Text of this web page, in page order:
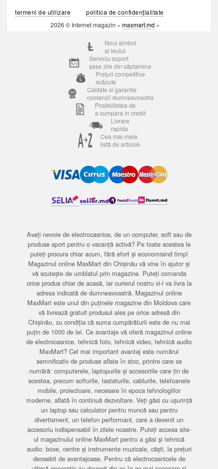
termeni de utilizare
politica de confidențialitate
2026 © Internet magazin « maxmart.md »
Noul simbol
al leului
Serviciu suport
șase zile din săptamina
Prețuri competitive
scăzute
Calitate si garantie
comenzii dumneavoastra
Posibilitatea de
a cumpara in credit
Livrare
rapida
Cea mai mare
listă de articole
Aveți nevoie de electrocasnice, de un computer, soft sau de
produse sport pentru o vacanță activă? Pe toate acestea le
puteți procura chiar acum, fără efort și economisind timp!
Magazinul online MaxMart din Chișinău vă vine în ajutor și
vă scutește de umblatul prin magazine. Puteți comanda
orice produs chiar de acasă, iar curierul nostru vi-l va livra la
adresa indicată de dumneavoastră. Magazinul online
MaxMart este unul din puținele magazine din Moldova care
vă livrează gratuit produsul ales pe orice adresă din
Chișinău, cu condiția că suma cumpărăturii este de nu mai
puțin de 1000 de lei. Ce avantaje vă oferă magazinul online
de electrocasnice, tehnică foto, tehnică video, tehnică audio
MaxMart? Cel mai important avantaj este numărul
semnificativ de produse aflate în stoc, printre care se
numără: computerele, laptopurile și accesoriile care țin de
acestea, precum softurile, tastaturile, cablurile, telefoanele
mobile, proiectoare, necesare în epoca tehnologiilor
moderne, aflată în continuă dezvoltare. Veți găsi cu ușurință
un laptop sau calculator pentru muncă sau pentru
divertisment, un telefon performant, care a devenit un
accesoriu indispensabil în zilele noastre. Puteți accesa site-
ul magazinului online MaxMart pentru a găsi și tehnică
audio: boxe, centre și instrumente muzicale, căști, la prețuri
deosebit de avantajoase. Pentru că electrocasnicele de